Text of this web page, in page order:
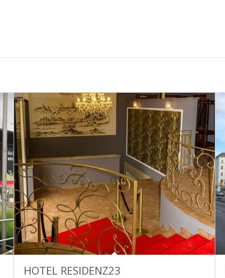
HOTEL RESIDENZ23